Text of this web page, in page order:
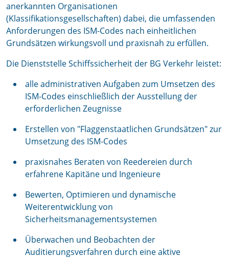
anerkannten Organisationen
(Klassifikationsgesellschaften) dabei, die umfassenden
Anforderungen des ISM-Codes nach einheitlichen
Grundsätzen wirkungsvoll und praxisnah zu erfüllen.
Die Dienststelle Schiffssicherheit der BG Verkehr leistet:
alle administrativen Aufgaben zum Umsetzen des
ISM-Codes einschließlich der Ausstellung der
erforderlichen Zeugnisse
Erstellen von "Flaggenstaatlichen Grundsätzen" zur
Umsetzung des ISM-Codes
praxisnahes Beraten von Reedereien durch
erfahrene Kapitäne und Ingenieure
Bewerten, Optimieren und dynamische
Weiterentwicklung von
Sicherheitsmanagementsystemen
Überwachen und Beobachten der
Auditierungsverfahren durch eine aktive